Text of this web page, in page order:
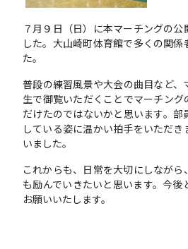
７月９日（日）に本マーチングの
した。大山崎町体育館で多くの関
た。
普段の練習風景や大会の曲目など、
生で御覧いただくことでマーチン
だけたのではないかと思います。
している姿に温かい拍手をいただ
いました。
これからも、日常を大切にしなが
も励んでいきたいと思います。今後
お願いいたします。